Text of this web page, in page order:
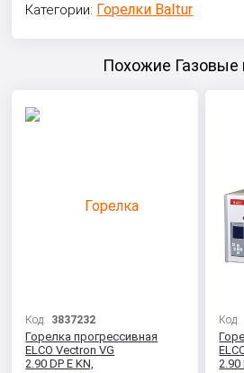
Категории: Горелки Baltur
Похожие Газовые
Код: 3837232
Горелка прогрессивная
ELCO Vectron VG
2.90 DP E KN,
Код:
2.90